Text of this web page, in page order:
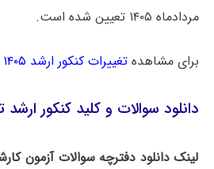
مردادماه ۱۴۰۵ تعیین شده است.
برای مشاهدهتغییرات کنکور ارشد ۱۴۰۵
دانلود سوالات و کلید کنکور ارشد
لینک دانلود دفترچه سوالات آزمون